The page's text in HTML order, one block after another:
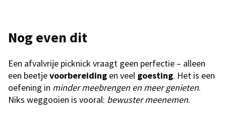
Nog even dit
Een afvalvrije picknick vraagt geen perfectie – alleen
een beetjevoorbereiding en veel goesting. Het is een
oefening in minder meebrengen en meer genieten.
Niks weggooien is vooral: bewuster meenemen.